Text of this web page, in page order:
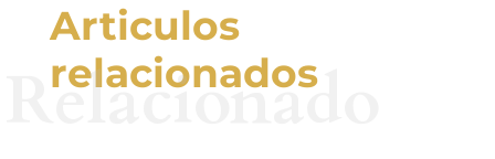
Articulos
relacionados
Relacionado